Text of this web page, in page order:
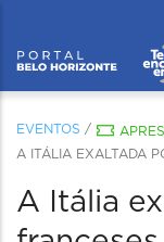
EVENTOS /
A ITÁLIA EXALTADA
A Itália